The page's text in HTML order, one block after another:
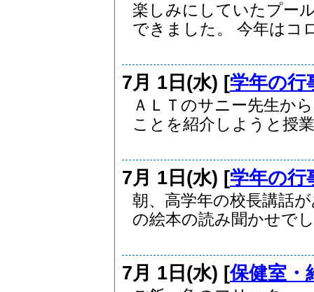
楽しみにしていたプー
できました。 今年はコ
7月 1日(水) [学年の行
ＡＬＴのサニー先生か
ことを紹介しようと授
7月 1日(水) [学年の行
朝、高学年の校長講話
の絵本の読み聞かせで
7月 1日(水) [保健室・